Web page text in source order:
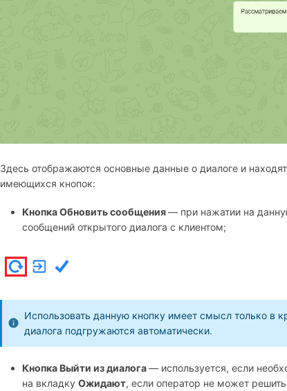
Здесь отображаются основные данные о диалоге и
имеющихся кнопок:
Кнопка Обновить сообщения— при нажатии на
сообщений открытого диалога с клиентом;
Использовать данную кнопку имеет смысл только в
диалога подгружаются автоматически.
Кнопка Выйти из диалога— используется, если
на вкладку Ожидают, если оператор не может